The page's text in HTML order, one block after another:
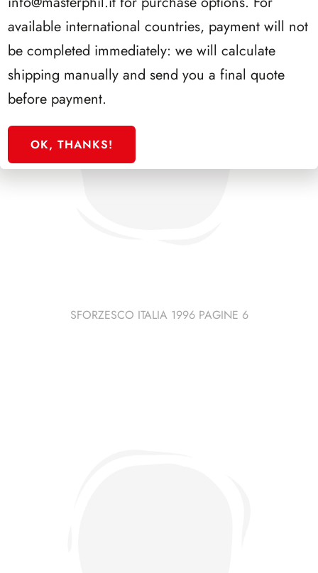
SFORZESCO ITALIA 1996 PAGINE 6
available international countries, payment will not
be completed immediately: we will calculate
shipping manually and send you a final quote
before payment.
OK, THANKS!